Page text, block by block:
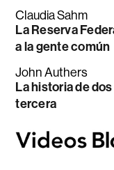
Claudia Sahm
La Reserva
a la gente común
John Authers
La historia de
tercera